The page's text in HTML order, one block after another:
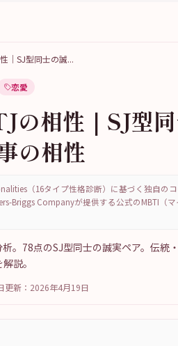
｜SJ型同士の誠...
恋愛
の相性｜SJ型
の相性
（16タイプ性格診断）に基づく独自の
Briggs Companyが提供する公式のMBTI（
析。78点のSJ型同士の誠実ペア。伝統
説。
更新： 2026年4月19日